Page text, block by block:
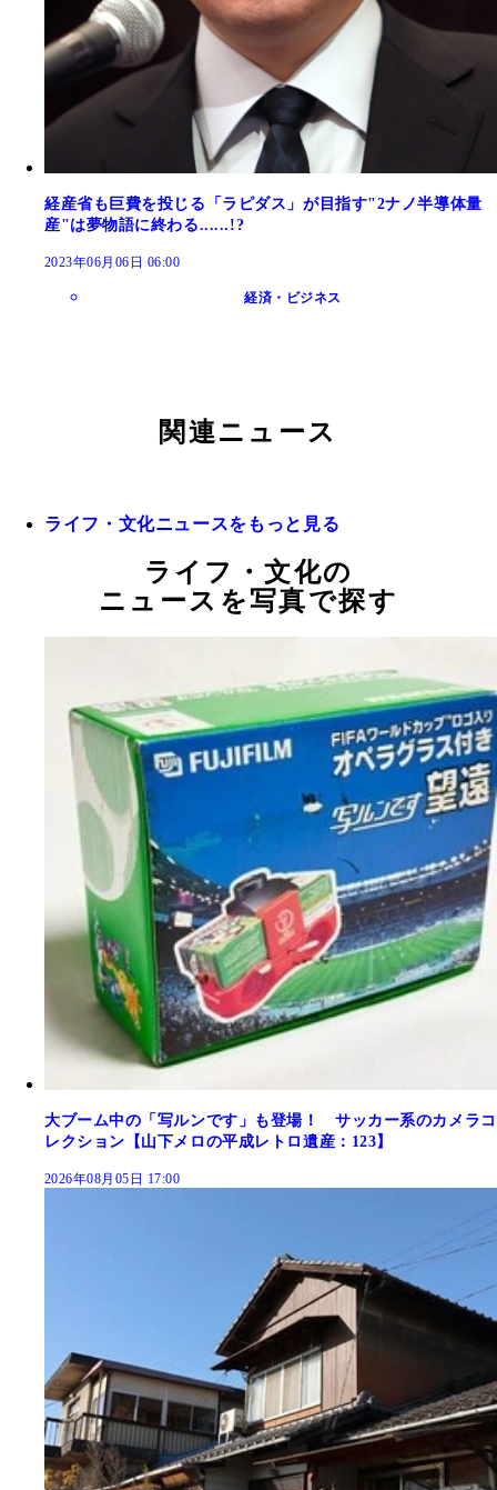
経産省も巨費を投じる「ラピダス」が目指す"2ナノ半導体量
産"は夢物語に終わる......!?
2023年06月06日 06:00
経済・ビジネス
関連ニュース
ライフ・文化ニュースをもっと見る
ライフ・文化の
ニュースを写真で探す
大ブーム中の「写ルンです」も登場！ サッカー系のカメラコ
レクション【山下メロの平成レトロ遺産：123】
2026年08月05日 17:00